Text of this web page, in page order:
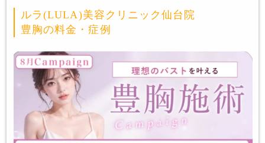
ルラ(LULA)美容クリニック仙台院
豊胸の料金・症例